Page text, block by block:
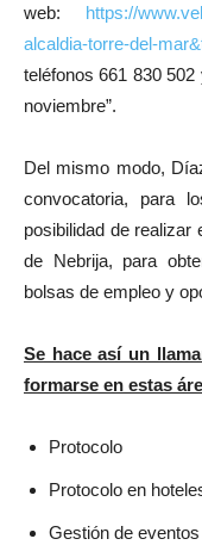
web: https://
alcaldia-torre-del-
teléfonos 661 830
noviembre”.
Del mismo modo,
convocatoria, para
posibilidad de
de Nebrija, para
bolsas de empleo y
Se hace así un
formarse en estas
Protocolo
Protocolo en
Gestión de eventos